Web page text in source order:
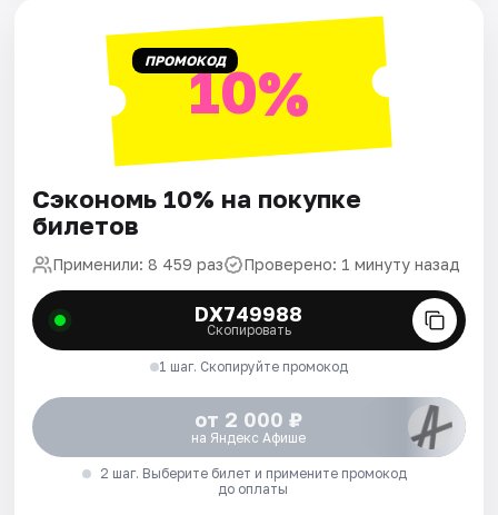
ПРОМОКОД10%
Сэкономь 10% на покупке
билетов
Применили: 8 459 раз Проверено: 1 минуту назад
DX749988
Скопировать
1 шаг. Скопируйте промокод
от 2 000 ₽
на Яндекс Афише
2 шаг. Выберите билет и примените промокод
до оплаты